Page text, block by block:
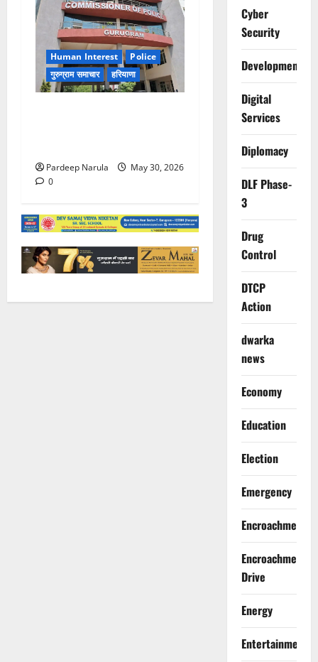
Human Interest
Police
गुरुग्राम समाचार
हरियाणा
Pardeep Narula
May 30, 2026
0
Cyber
Security
Development
Digital
Services
Diplomacy
DLF Phase-
3
Drug
Control
DTCP
Action
dwarka
news
Economy
Education
Election
Emergency
Encroachment
Encroachment
Drive
Energy
Entertainment